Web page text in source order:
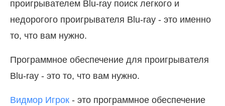
проигрывателем Blu-ray поиск легкого и
недорогого проигрывателя Blu-ray - это именно
то, что вам нужно.
Программное обеспечение для проигрывателя
Blu-ray - это то, что вам нужно.
Видмор Игрок - это программное обеспечение